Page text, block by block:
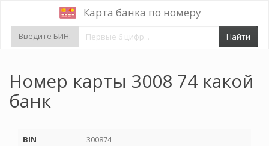
Карта банка по номеру
Введите БИН: Найти
Номер карты 3008 74 какой
банк
BIN
300874